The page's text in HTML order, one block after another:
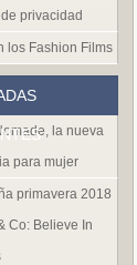
privacidad
los Fashion Films
la nueva
para mujer
primavera 2018
Co: Believe In